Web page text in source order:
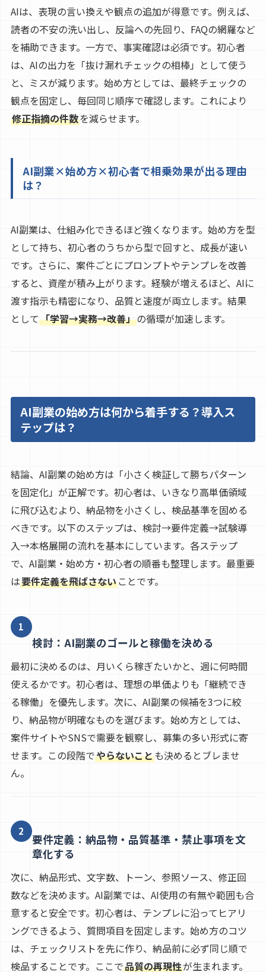
AIは、表現の言い換えや観点の追加が得意です。例えば、
読者の不安の洗い出し、反論への先回り、FAQの網羅など
を補助できます。一方で、事実確認は必須です。初心者
は、AIの出力を「抜け漏れチェックの相棒」として使う
と、ミスが減ります。始め方としては、最終チェックの
観点を固定し、毎回同じ順序で確認します。これにより
修正指摘の件数を減らせます。
AI副業×始め方×初心者で相乗効果が出る理由
は？
AI副業は、仕組み化できるほど強くなります。始め方を型
として持ち、初心者のうちから型で回すと、成長が速い
です。さらに、案件ごとにプロンプトやテンプレを改善
すると、資産が積み上がります。経験が増えるほど、AIに
渡す指示も精密になり、品質と速度が両立します。結果
として「学習→実務→改善」の循環が加速します。
AI副業の始め方は何から着手する？導入ス
テップは？
結論、AI副業の始め方は「小さく検証して勝ちパターン
を固定化」が正解です。初心者は、いきなり高単価領域
に飛び込むより、納品物を小さくし、検品基準を固める
べきです。以下のステップは、検討→要件定義→試験導
入→本格展開の流れを基本にしています。各ステップ
で、AI副業・始め方・初心者の順番も整理します。最重要
は要件定義を飛ばさないことです。
1
検討：AI副業のゴールと稼働を決める
最初に決めるのは、月いくら稼ぎたいかと、週に何時間
使えるかです。初心者は、理想の単価よりも「継続でき
る稼働」を優先します。次に、AI副業の候補を3つに絞
り、納品物が明確なものを選びます。始め方としては、
案件サイトやSNSで需要を観察し、募集の多い形式に寄
せます。この段階でやらないことも決めるとブレませ
ん。
2
要件定義：納品物・品質基準・禁止事項を文
章化する
次に、納品形式、文字数、トーン、参照ソース、修正回
数などを決めます。AI副業では、AI使用の有無や範囲も合
意すると安全です。初心者は、テンプレに沿ってヒアリ
ングできるよう、質問項目を固定します。始め方のコツ
は、チェックリストを先に作り、納品前に必ず同じ順で
検品することです。ここで品質の再現性が生まれます。